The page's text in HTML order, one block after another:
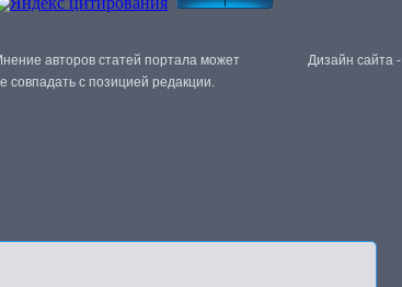
авторов статей портала может
совпадать с позицией редакции.
Дизайн сайта -